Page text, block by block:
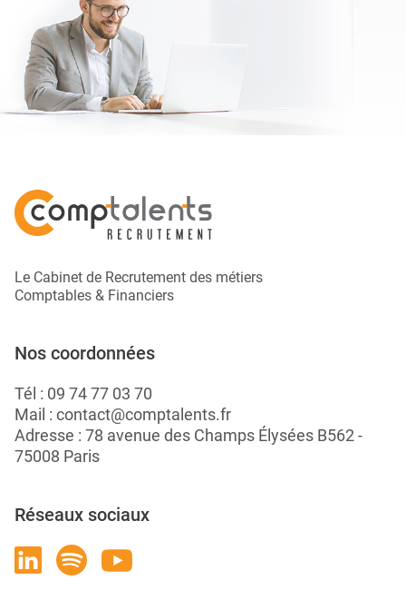
Le Cabinet de Recrutement des métiers
Comptables & Financiers
Nos coordonnées
Tél : 09 74 77 03 70
Mail : contact@comptalents.fr
Adresse : 78 avenue des Champs Élysées B562 -
75008 Paris
Réseaux sociaux